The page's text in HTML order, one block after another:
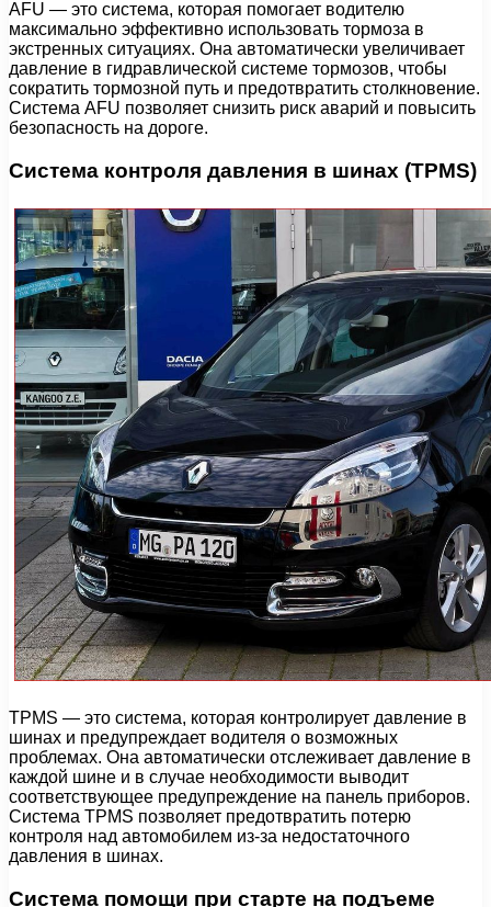
AFU — это система, которая помогает водителю
максимально эффективно использовать тормоза в
экстренных ситуациях. Она автоматически увеличивает
давление в гидравлической системе тормозов, чтобы
сократить тормозной путь и предотвратить столкновение.
Система AFU позволяет снизить риск аварий и повысить
безопасность на дороге.
Система контроля давления в шинах (TPMS)
TPMS — это система, которая контролирует давление в
шинах и предупреждает водителя о возможных
проблемах. Она автоматически отслеживает давление в
каждой шине и в случае необходимости выводит
соответствующее предупреждение на панель приборов.
Система TPMS позволяет предотвратить потерю
контроля над автомобилем из-за недостаточного
давления в шинах.
Система помощи при старте на подъеме